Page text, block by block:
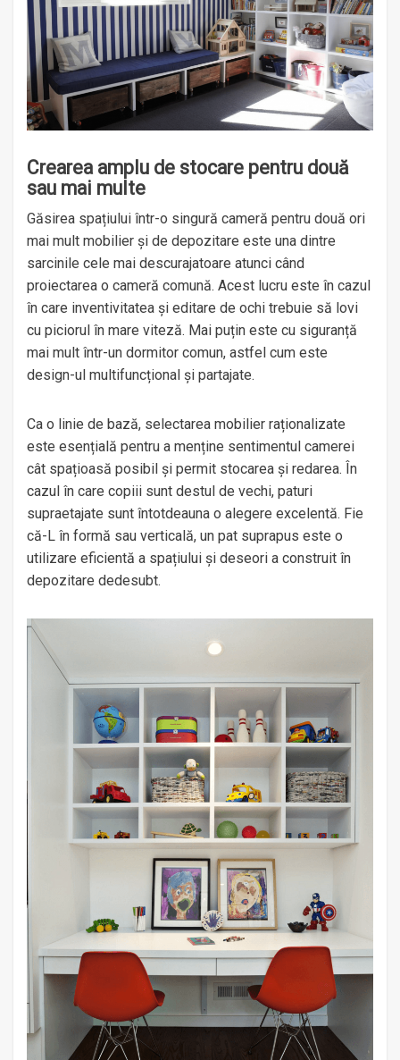
Crearea amplu de stocare pentru două
sau mai multe
Găsirea spațiului într-o singură cameră pentru două ori
mai mult mobilier și de depozitare este una dintre
sarcinile cele mai descurajatoare atunci când
proiectarea o cameră comună. Acest lucru este în cazul
în care inventivitatea și editare de ochi trebuie să lovi
cu piciorul în mare viteză. Mai puțin este cu siguranță
mai mult într-un dormitor comun, astfel cum este
design-ul multifuncțional și partajate.
Ca o linie de bază, selectarea mobilier raționalizate
este esențială pentru a menține sentimentul camerei
cât spațioasă posibil și permit stocarea și redarea. În
cazul în care copiii sunt destul de vechi, paturi
supraetajate sunt întotdeauna o alegere excelentă. Fie
că-L în formă sau verticală, un pat suprapus este o
utilizare eficientă a spațiului și deseori a construit în
depozitare dedesubt.